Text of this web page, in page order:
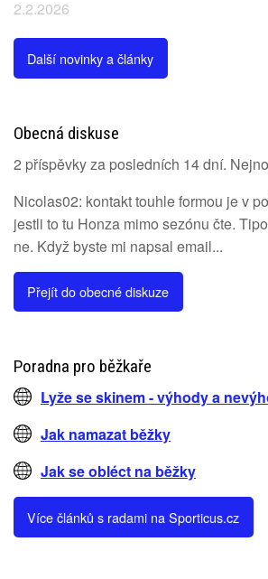
2.2.2026
Další novinky a články
Obecná diskuse
2 příspěvky za posledních 14 dní.
Nicolas02: kontakt touhle formou je v
jestli to tu Honza mimo sezónu čte.
ne. Když byste mi napsal email...
Přejít do obecné diskuze
Poradna pro běžkaře
Lyže se skinem - výhody a
Jak namazat běžky
Jak se obléct na běžky
Více článků s radami na Sporticus.cz